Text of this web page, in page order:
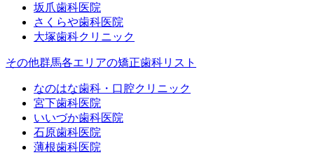
坂爪歯科医院
さくらや歯科医院
大塚歯科クリニック
その他群馬各エリアの矯正歯科リスト
なのはな歯科・口腔クリニック
宮下歯科医院
いいづか歯科医院
石原歯科医院
薄根歯科医院